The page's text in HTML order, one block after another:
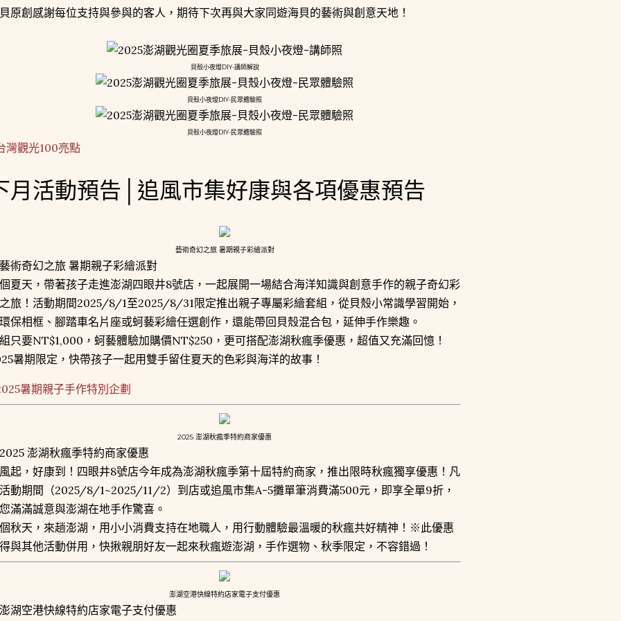
原創感謝每位支持與參與的客人，期待下次再與大家同遊海貝的藝術與創意天地！
貝殼小夜燈DIY-講師解說
貝殼小夜燈DIY-民眾體驗照
貝殼小夜燈DIY-民眾體驗照
灣觀光100亮點
月活動預告│追風市集好康與各項優惠預告
藝術奇幻之旅 暑期親子彩繪派對
術奇幻之旅 暑期親子彩繪派對
夏天，帶著孩子走進澎湖四眼井8號店，一起展開一場結合海洋知識與創意手作的親子奇幻彩
旅！活動期間2025/8/1至2025/8/31限定推出親子專屬彩繪套組，從貝殼小常識學習開始，
保相框、腳踏車名片座或蚵藝彩繪任選創作，還能帶回貝殼混合包，延伸手作樂趣。
只要NT$1,000，蚵藝體驗加購價NT$250，更可搭配澎湖秋瘋季優惠，超值又充滿回憶！
暑期限定，快帶孩子一起用雙手留住夏天的色彩與海洋的故事！
暑期親子手作特別企劃
2025 澎湖秋瘋季特約商家優惠
澎湖秋瘋季特約商家優惠
起，好康到！四眼井8號店今年成為澎湖秋瘋季第十屆特約商家，推出限時秋瘋獨享優惠！凡
動期間（2025/8/1~2025/11/2）到店或追風市集A-5攤單筆消費滿500元，即享全單9折，
滿滿誠意與澎湖在地手作驚喜。
秋天，來趟澎湖，用小小消費支持在地職人，用行動體驗最溫暖的秋瘋共好精神！※此優惠
與其他活動併用，快揪親朋好友一起來秋瘋遊澎湖，手作選物、秋季限定，不容錯過！
澎湖空港快線特約店家電子支付優惠
湖空港快線特約店家電子支付優惠